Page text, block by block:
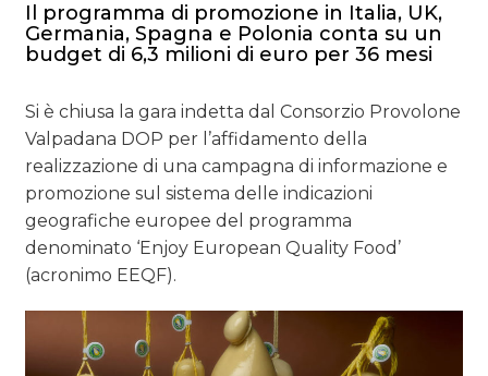
PREVISIONI/SCENARI
NORMATIVE
TREND
CASE HISTORY
OPINIONI
Il programma di promozione in Italia, UK,
Germania, Spagna e Polonia conta su un
budget di 6,3 milioni di euro per 36 mesi
Si è chiusa la gara indetta dal Consorzio Provolone
Valpadana DOP per l’affidamento della
realizzazione di una campagna di informazione e
promozione sul sistema delle indicazioni
geografiche europee del programma
denominato ‘Enjoy European Quality Food’
(acronimo EEQF).